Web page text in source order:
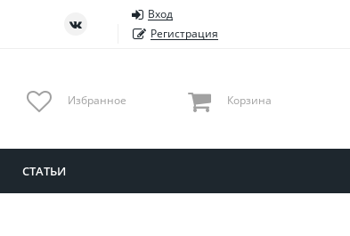
Тюменская область
Ульяновская область
Вход
Регистрация
Избранное Корзина
СТАТЬИ